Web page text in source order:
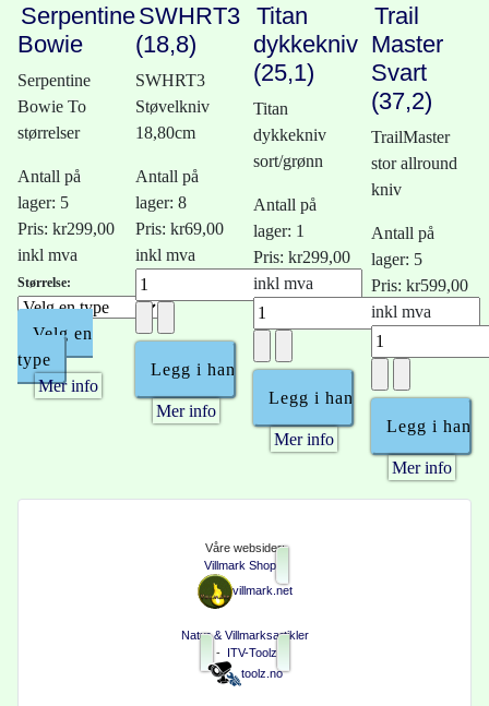
Serpentine
Bowie
Serpentine
Bowie To
størrelser
Antall på
lager: 5
Pris: kr299,00
inkl mva
Størrelse:
Velg en
type
Mer info
SWHRT3
(18,8)
SWHRT3
Støvelkniv
18,80cm
Antall på
lager: 8
Pris: kr69,00
inkl mva
Mer info
Titan
dykkekniv
(25,1)
Titan
dykkekniv
sort/grønn
Antall på
lager: 1
Pris: kr299,00
inkl mva
Mer info
Trail
Master
Svart
(37,2)
TrailMaster
stor allround
kniv
Antall på
lager: 5
Pris: kr599,00
inkl mva
Mer info
Våre websider:
Villmark Shop
villmark.net
Natur & Villmarksartikler
- ITV-Toolz
toolz.no